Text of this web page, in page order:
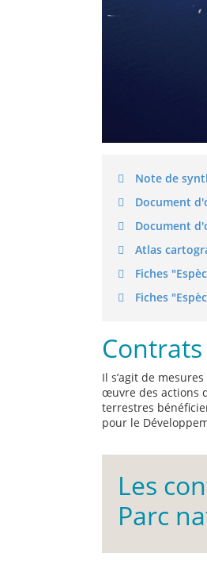
Note de
Document
Document
Atlas
Fiches
Fiches
Il s’agit de
œuvre des actions
terrestres
pour le
Les
Parc